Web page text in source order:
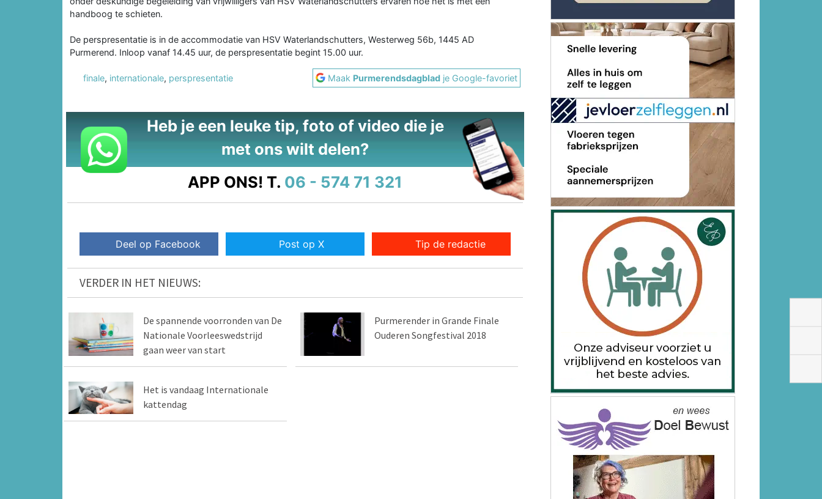
handboog te schieten.
De perspresentatie is in de accommodatie van HSV Waterlandschutters, Westerweg 56b, 1445 AD
Purmerend. Inloop vanaf 14.45 uur, de perspresentatie begint 15.00 uur.
finale, internationale, perspresentatie Maak Purmerendsdagblad je Google-favoriet
Heb je een leuke tip, foto of video die je
met ons wilt delen?
APP ONS! T. 06 - 574 71 321
Deel op Facebook Post op X Tip de redactie
VERDER IN HET NIEUWS:
De spannende voorronden van De
Nationale Voorleeswedstrijd
gaan weer van start
Purmerender in Grande Finale
Ouderen Songfestival 2018
Het is vandaag Internationale
kattendag